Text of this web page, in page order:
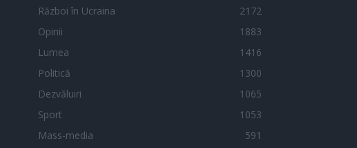
Război în Ucraina
2172
Opinii
1883
Lumea
1416
Politică
1300
Dezvăluiri
1065
Sport
1053
Mass-media
591